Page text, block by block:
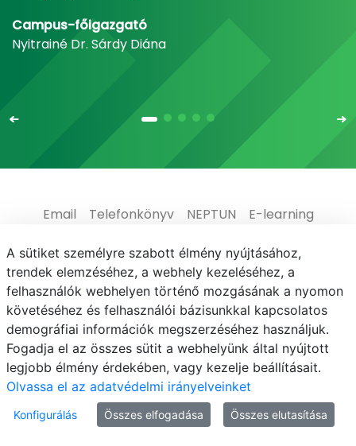
Campus-főigazgató
Nyitrainé Dr. Sárdy Diána
Email Telefonkönyv NEPTUN
E-learning
Médiaközpont
Informatikai Igazgatóság
Adatvédelem
© MATE 2021
A sütiket személyre szabott élmény nyújtásához,
trendek elemzéséhez, a webhely kezeléséhez, a
felhasználók webhelyen történő mozgásának a nyomon
követéséhez és felhasználói bázisunkkal kapcsolatos
demográfiai információk megszerzéséhez használjuk.
Fogadja el az összes sütit a webhelyünk által nyújtott
legjobb élmény érdekében, vagy kezelje beállításait.
Olvassa el az adatvédelmi irányelveinket
Konfigurálás Összes elfogadása Összes elutasítása